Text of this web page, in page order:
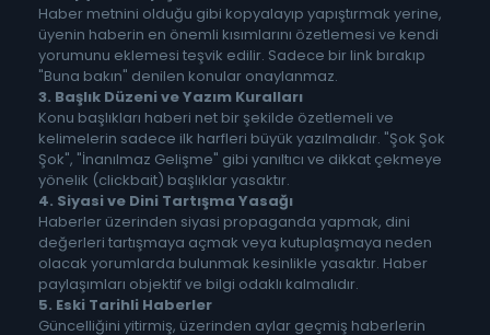
Haber metnini olduğu gibi kopyalayıp yapıştırmak yerine,
üyenin haberin en önemli kısımlarını özetlemesi ve kendi
yorumunu eklemesi teşvik edilir. Sadece bir link bırakıp
"Buna bakın" denilen konular onaylanmaz.
3. Başlık Düzeni ve Yazım Kuralları
Konu başlıkları haberi net bir şekilde özetlemeli ve
kelimelerin sadece ilk harfleri büyük yazılmalıdır. "Şok Şok
Şok", "İnanılmaz Gelişme" gibi yanıltıcı ve dikkat çekmeye
yönelik (clickbait) başlıklar yasaktır.
4. Siyasi ve Dini Tartışma Yasağı
Haberler üzerinden siyasi propaganda yapmak, dini
değerleri tartışmaya açmak veya kutuplaşmaya neden
olacak yorumlarda bulunmak kesinlikle yasaktır. Haber
paylaşımları objektif ve bilgi odaklı kalmalıdır.
5. Eski Tarihli Haberler
Güncelliğini yitirmiş, üzerinden aylar geçmiş haberlerin